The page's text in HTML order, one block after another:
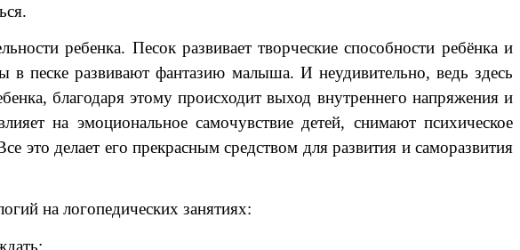
ребенка. Песок развивает творческие способности ребёнка и
в песке развивают фантазию малыша. И неудивительно, ведь здесь
благодаря этому происходит выход внутреннего напряжения и
на эмоциональное самочувствие детей, снимают психическое
это делает его прекрасным средством для развития и саморазвития
на логопедических занятиях: